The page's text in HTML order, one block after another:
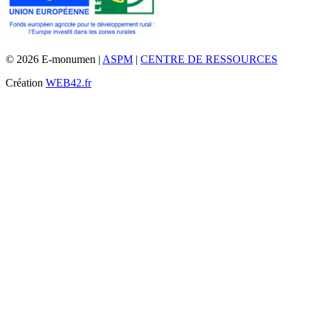
© 2026 E-monumen | ASPM | CENTRE DE RESSOURCES
Création WEB42.fr